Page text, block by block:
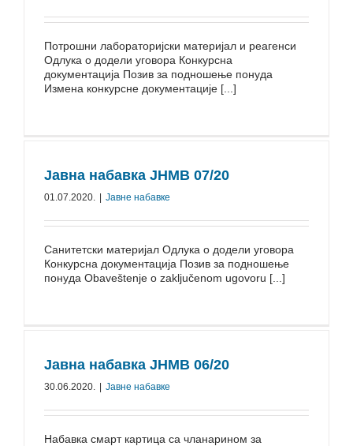
Потрошни лабораторијски материјал и реагенси
Одлука о додели уговора Конкурсна
документација Позив за подношење понуда
Измена конкурсне документације [...]
Јавна набавка ЈНМВ 07/⁠20
01.07.2020. Јавне набавке
⁠Санитетски материјал Одлука о додели уговора
Конкурсна документација Позив за подношење
понуда Obaveštenje o zaključenom ugovoru [...]
Јавна набавка ЈНМВ 06/20
30.06.2020. Јавне набавке
Набавка смарт картица са чланарином за